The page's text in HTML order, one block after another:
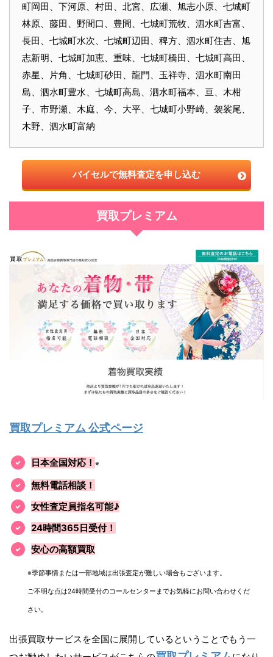
町岡田、下河原、村田、北宮、広瀬、旭志小原、七城町
林原、藤田、野間口、豊間、七城町荒牧、泗水町吉富、
長田、七城町水次、七城町辺田、稗方、泗水町住吉、旭
志新明、七城町加恵、重味、七城町橋田、七城町高田、
赤星、片角、七城町砂田、龍門、玉祥寺、泗水町南田
島、泗水町豊水、七城町高島、泗水町福本、亘、木柑
子、市野瀬、木庭、今、大平、七城町小野崎、袈裟尾、
木野、泗水町富納
バイセルで無料査定を申し込む
買取プレミアム
買取プレミアム 公式ページ
日本全国対応！ ※
無料電話相談！
女性査定員指名可能♪
24時間365日受付！
安心の高額買取
※季節事情または一部地域は出張査定が難しい場合もございます。
ご不明な点は24時間受付のコールセンターまでお気軽にお問い合わせくだ
さい。
出張買取サービスを全国に展開しているということでもう一